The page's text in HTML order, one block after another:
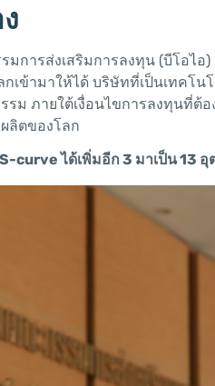
การส่งเสริมการลงทุน (บีโอไอ
ข้ามาให้ได้ บริษัทที่เป็นเทคโ
รม ภายใต้เงื่อนไขการลงทุนที่
ลิตของโลก
ได้เพิ่มอีก 3 มาเป็น 13